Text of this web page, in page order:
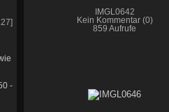
-
IMGL0642
Kein Kommentar (0)
859 Aufrufe